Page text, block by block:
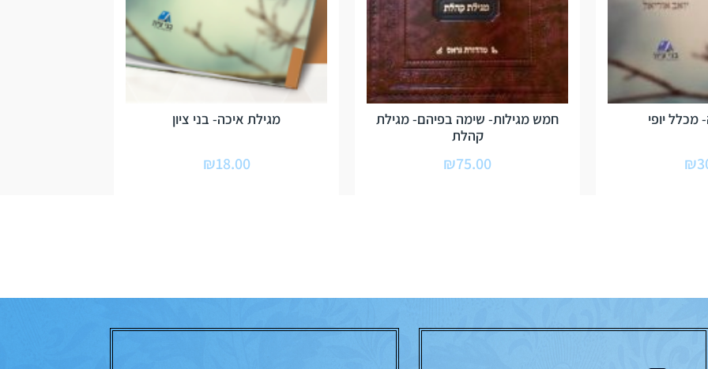
מכלל יופי
₪
חמש מגילות- שימה בפיהם- מגילת
קהלת
₪75.00
מגילת איכה- בני ציון
₪18.00